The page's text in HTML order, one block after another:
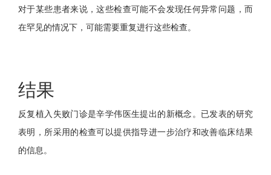
对于某些患者来说，这些检查可能不会发现任何异常问题，而
在罕见的情况下，可能需要重复进行这些检查。
结果
反复植入失败门诊是辛学伟医生提出的新概念。已发表的研究
表明，所采用的检查可以提供指导进一步治疗和改善临床结果
的信息。